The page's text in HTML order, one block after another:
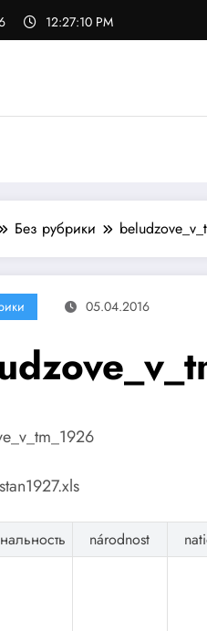
12:27:10 PM
Без рубрики
05.04.2016
národnost